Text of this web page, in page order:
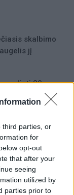
third parties, or
for
opt-out
that after your
seeing
utilized by
parties prior to
skalbimo
jį
80
šį tą